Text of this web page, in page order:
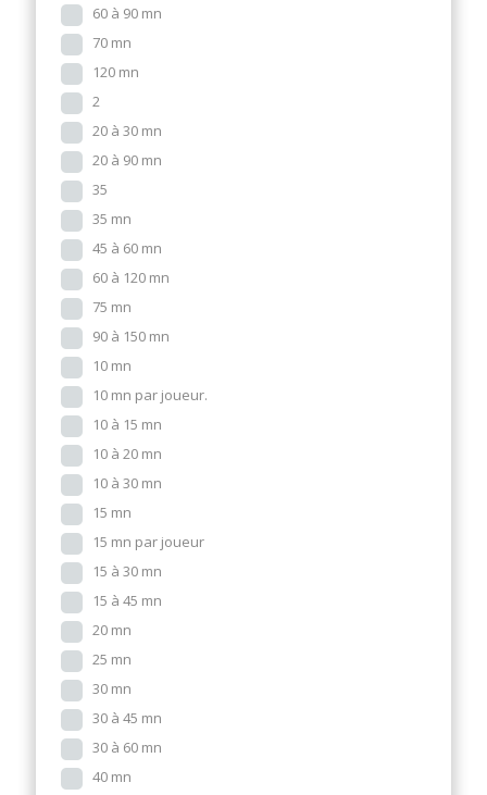
60 à 90 mn
70 mn
120 mn
2
20 à 30 mn
20 à 90 mn
35
35 mn
45 à 60 mn
60 à 120 mn
75 mn
90 à 150 mn
10 mn
10 mn par joueur.
10 à 15 mn
10 à 20 mn
10 à 30 mn
15 mn
15 mn par joueur
15 à 30 mn
15 à 45 mn
20 mn
25 mn
30 mn
30 à 45 mn
30 à 60 mn
40 mn